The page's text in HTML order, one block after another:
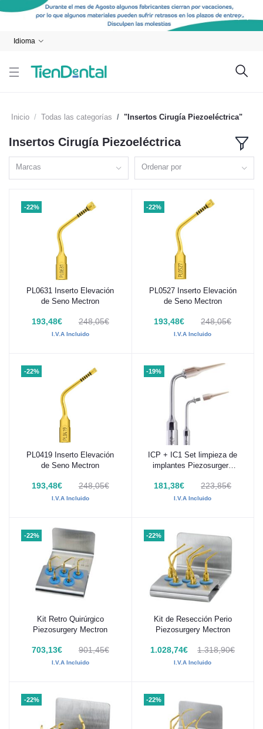
Idioma
Inicio Todas las categorías "Insertos Cirugía Piezoeléctrica"
Insertos Cirugía Piezoeléctrica
Marcas Ordenar por
-22%
Añadir al carrito
PL0631 Inserto Elevación
de Seno Mectron
193,48€ 248,05€
I.V.A Incluido
-22%
Añadir al carrito
PL0527 Inserto Elevación
de Seno Mectron
193,48€ 248,05€
I.V.A Incluido
-22%
Añadir al carrito
PL0419 Inserto Elevación
de Seno Mectron
193,48€ 248,05€
I.V.A Incluido
-19%
Añadir al carrito
ICP + IC1 Set limpieza de
implantes Piezosurgery
181,38€ 223,85€
I.V.A Incluido
-22%
Añadir al carrito
Kit Retro Quirúrgico
Piezosurgery Mectron
703,13€ 901,45€
I.V.A Incluido
-22%
Añadir al carrito
Kit de Resección Perio
Piezosurgery Mectron
1.028,74€ 1.318,90€
I.V.A Incluido
-22% -22%